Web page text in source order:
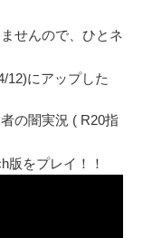
せんので、ひとネ
12)にアップした
の闇実況 ( R20指
版をプレイ！！